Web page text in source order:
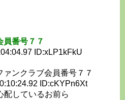
員番号７７
ID:xLP1kFkU
ンクラブ会員番号７７
ID:cKYPn6Xt
配しているお前ら